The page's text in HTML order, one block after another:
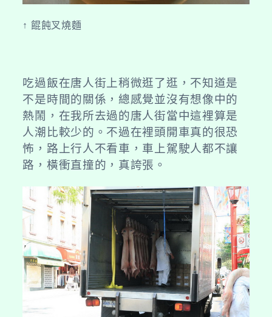
↑ 餛飩叉燒麵
吃過飯在唐人街上稍微逛了逛，不知道是
不是時間的關係，總感覺並沒有想像中的
熱鬧，在我所去過的唐人街當中這裡算是
人潮比較少的。不過在裡頭開車真的很恐
怖，路上行人不看車，車上駕駛人都不讓
路，橫衝直撞的，真誇張。